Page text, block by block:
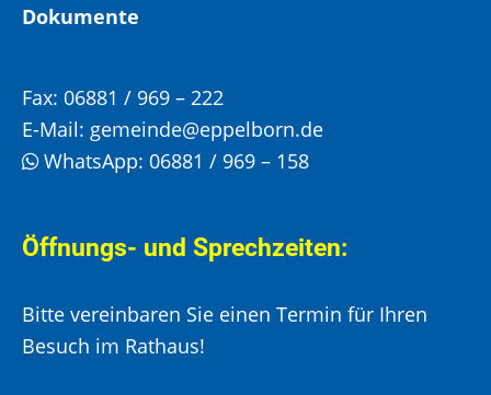
Dokumente
Fax: 06881 / 969 – 222
E-Mail: gemeinde@eppelborn.de
WhatsApp: 06881 / 969 – 158
Öffnungs- und Sprechzeiten:
Bitte vereinbaren Sie einen Termin für Ihren
Besuch im Rathaus!